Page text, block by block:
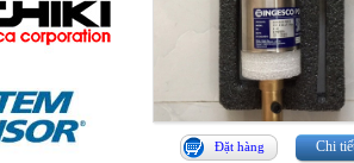
Đặt hàng Chi